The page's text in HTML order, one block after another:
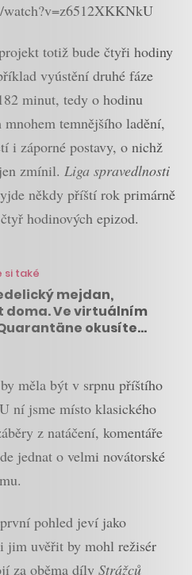
totiž bude čtyři hodiny
vyústění druhé fáze
minut, tedy o hodinu
temnějšího ladění,
i záporné postavy, o nichž
zmínil. Liga spravedlnosti
někdy příští rok primárně
hodinových epizod.
si také
mejdan,
doma. Ve virtuálním
okusíte
měla být v srpnu příštího
U ní jsme místo klasického
z natáčení, komentáře
jednat o velmi novátorské
pohled jeví jako
jim uvěřit by mohl režisér
za oběma díly Strážců